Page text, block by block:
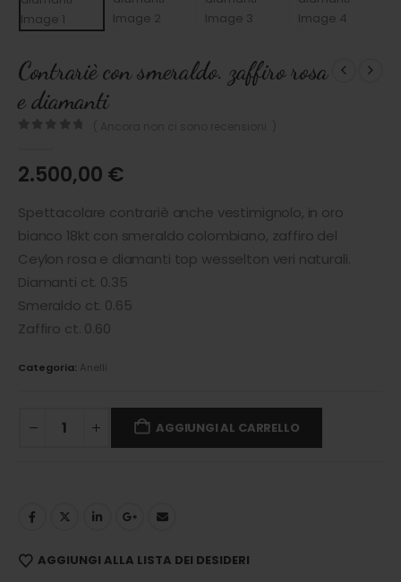
Contrariè con smeraldo. zaffiro rosa
e diamanti
2.500,00 €
Spettacolare contrariè anche vestimignolo, in oro
bianco 18kt con smeraldo colombiano, zaffiro del
Ceylon rosa e diamanti top wesselton veri naturali.
Diamanti ct. 0.35
Smeraldo ct. 0.65
Zaffiro ct. 0.60
Categoria: Anelli
AGGIUNGI AL CARRELLO
AGGIUNGI ALLA LISTA DEI DESIDERI